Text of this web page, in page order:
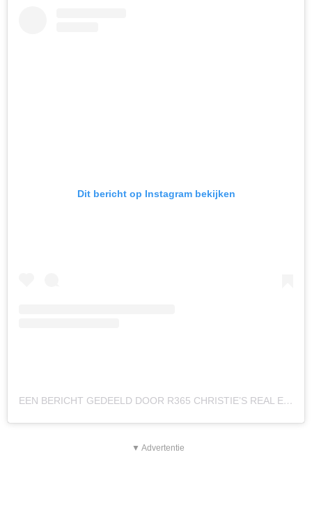
Dit bericht op Instagram bekijken
EEN BERICHT GEDEELD DOOR R365 CHRISTIE’S REAL ESTATE (@CHRISTIESREALESTATE_R365)
▼ Advertentie